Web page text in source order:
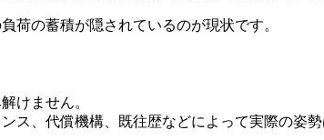
荷の蓄積が隠されているのが現状です。
けません。
ス、代償機構、既往歴などによって実際の姿勢